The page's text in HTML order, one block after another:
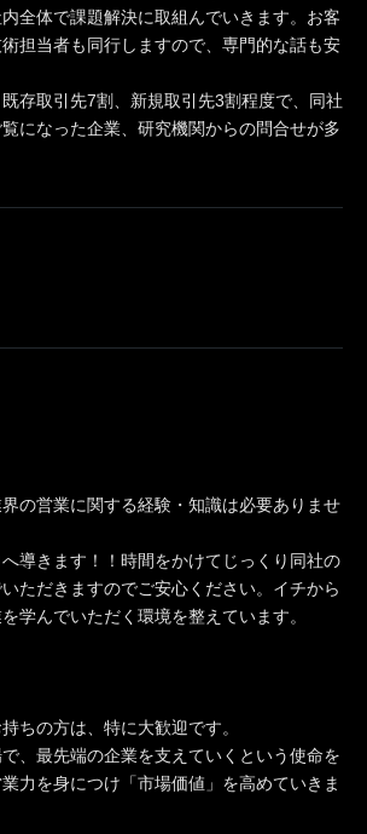
全体で課題解決に取組んでいきます。お客
担当者も同行しますので、専門的な話も安
既存取引先7割、新規取引先3割程度で、同社
になった企業、研究機関からの問合せが多
の営業に関する経験・知識は必要ありませ
導きます！！時間をかけてじっくり同社の
ただきますのでご安心ください。イチから
学んでいただく環境を整えています。
ちの方は、特に大歓迎です。
、最先端の企業を支えていくという使命を
力を身につけ「市場価値」を高めていきま